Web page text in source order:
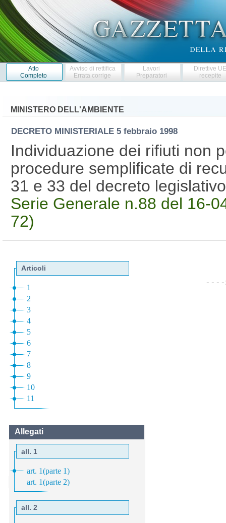
Atto
Completo
Avviso di rettifica
Errata corrige
Lavori
Preparatori
Direttive
recepite
MINISTERO DELL'AMBIENTE
DECRETO MINISTERIALE 5 febbraio 1998
Individuazione dei rifiuti non
procedure semplificate di
31 e 33 del decreto
Serie Generale n.88 del 16-
72)